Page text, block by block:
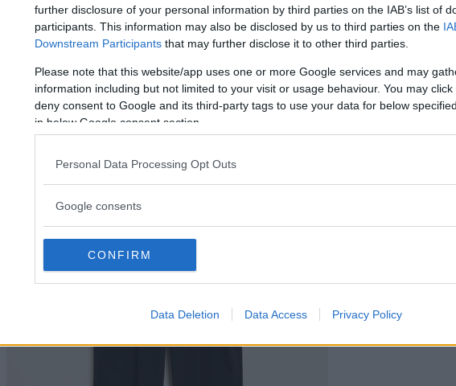
further disclosure of your personal information by third parties on the IAB’s list of
participants. This information may also be disclosed by us to third parties on the
Downstream Participants that may further disclose it to other third parties.
Please note that this website/app uses one or more Google services and may
information including but not limited to your visit or usage behaviour. You may
deny consent to Google and its third-party tags to use your data for below
in below Google consent section.
Personal Data Processing Opt Outs
Google consents
CONFIRM
Data Deletion Data Access Privacy Policy
in celeste e in rosa quarzo i pantaloni satinati con
diZaraconvita alta elasticizzatasulla parte
Si possono abbinare con il
coordinato, per un
cerimonia perfetto per un invito non troppo formale.
39,95 euro